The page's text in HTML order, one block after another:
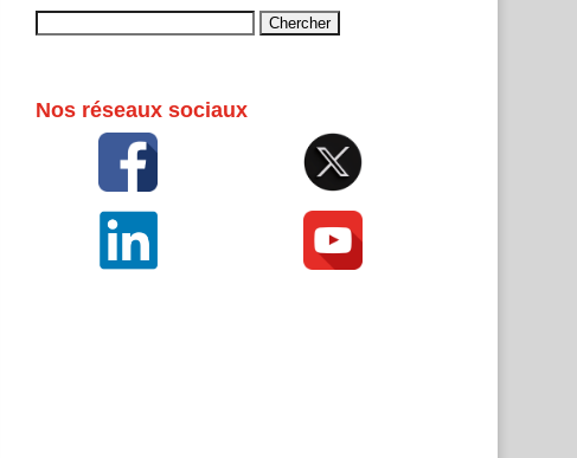
Nos réseaux sociaux